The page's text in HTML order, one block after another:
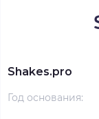
Shakes.pro
Год основания: